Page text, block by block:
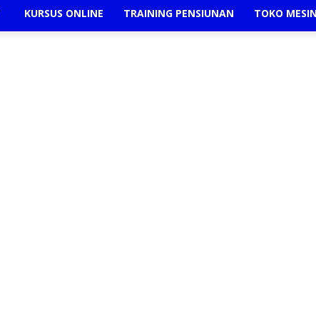
KURSUS ONLINE TRAINING PENSIUNAN TOKO